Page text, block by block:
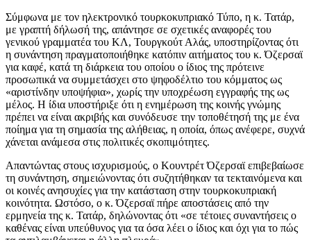
Σύμφωνα με τον ηλεκτρονικό τουρκοκυπριακό Τύπο, η κ. Τατάρ,
με γραπτή δήλωσή της, απάντησε σε σχετικές αναφορές του
γενικού γραμματέα του ΚΛ, Τουργκούτ Αλάς, υποστηρίζοντας ότι
η συνάντηση πραγματοποιήθηκε κατόπιν αιτήματος του κ. Όζερσαϊ
για καφέ, κατά τη διάρκεια του οποίου ο ίδιος της πρότεινε
προσωπικά να συμμετάσχει στο ψηφοδέλτιο του κόμματος ως
«αριστίνδην υποψήφια», χωρίς την υποχρέωση εγγραφής της ως
μέλος. Η ίδια υποστήριξε ότι η ενημέρωση της κοινής γνώμης
πρέπει να είναι ακριβής και συνόδευσε την τοποθέτησή της με ένα
ποίημα για τη σημασία της αλήθειας, η οποία, όπως ανέφερε, συχνά
χάνεται ανάμεσα στις πολιτικές σκοπιμότητες.
Απαντώντας στους ισχυρισμούς, ο Κουντρέτ Όζερσαϊ επιβεβαίωσε
τη συνάντηση, σημειώνοντας ότι συζητήθηκαν τα τεκταινόμενα και
οι κοινές ανησυχίες για την κατάσταση στην τουρκοκυπριακή
κοινότητα. Ωστόσο, ο κ. Όζερσαϊ πήρε αποστάσεις από την
ερμηνεία της κ. Τατάρ, δηλώνοντας ότι «σε τέτοιες συναντήσεις ο
καθένας είναι υπεύθυνος για τα όσα λέει ο ίδιος και όχι για το πώς